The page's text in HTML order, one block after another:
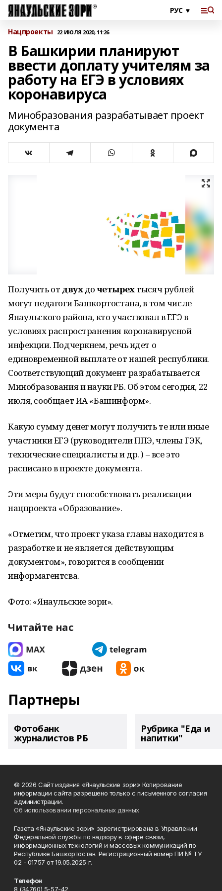
Нацпроекты 22 ИЮЛЯ 2020, 11:26
В Башкирии планируют
ввести доплату учителям за
работу на ЕГЭ в условиях
коронавируса
Минобразования разрабатывает проект
документа
Получить от двухдочетырехтысяч рублей
могут педагоги Башкортостана, в том числе
Янаульского района, кто участвовал в ЕГЭ в
условиях распространения коронавирусной
инфекции. Подчеркнем, речь идет о
единовременной выплате от нашей республики.
Соответствующий документ разрабатывается
Минобразования и науки РБ. Об этом сегодня, 22
июля, сообщает ИА «Башинформ».
Какую сумму денег могут получить те или иные
участники ЕГЭ (руководители ППЭ, члены ГЭК,
технические специалисты и др. ) – все это
расписано в проекте документа.
Эти меры будут способствовать реализации
нацпроекта «Образование».
«Отметим, что проект указа главы находится в
разработке и не является действующим
документом», говорится в сообщении
информагентсва.
Фото: «Янаульские зори».
Читайте нас
Партнеры
Фотобанк
журналистов РБ
Рубрика "Еда и
напитки"
© 2026 Сайт издания «Янаульские зори» Копирование
информации сайта разрешено только с письменного согласия
администрации.
Об использовании персональных данных
Газета «Янаульские зори» зарегистрирована в Управлении
Федеральной службы по надзору в сфере связи,
информационных технологий и массовых коммуникаций по
Республике Башкортостан. Регистрационный номер ПИ № ТУ
02 - 01757 от 19.05.2025 г.
Телефон
8 (34760) 5-57-42